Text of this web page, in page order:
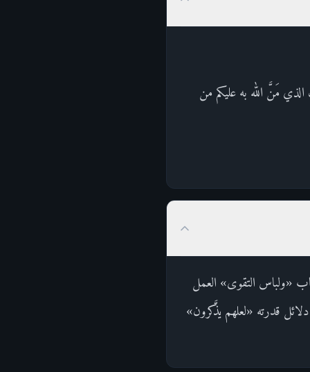
مَنَّ الله به عليكم من
«ولباس التقوى» العمل
قدرته «لعلهم يذَّكرون»